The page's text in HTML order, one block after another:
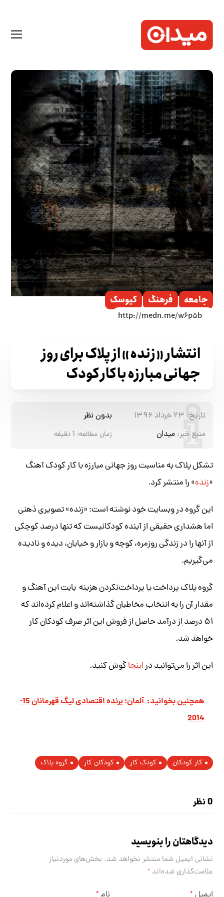
جامعه فرهنگ کیوسک
انتشار «زنده» از پلاک برای روز
جهانی مبارزه با کار کودک
تاریخ: ۲۳ خرداد ۱۳۹۶
بدون نظر
منبع خبر: میدان زمان مطالعه: 1دقیقه
تشکل پلاک به مناسبت روز جهانی مبارزه با کار کودک آهنگ
«زنده» را منتشر کرد.
این گروه در وبسایت خود نوشته است: «زنده» تصویری ذهنی
اما هشداری حقیقی از آینده کودکانیست که تنها درصد کوچکی
از آنها را در زندگی روزمره، کوچه و بازار و خیابان، دیده و نادیده
می‌گیریم.
گروه پلاک پرداخت یا پرداخت‌نکردن هزینه بابت این آهنگ و
مقدار آن را به انتخاب مخاطبان گذاشته‌اند و اعلام کرده‌اند که
۵۱ درصد از درآمد حاصل از فروش این اثر صرف کودکان کار
خواهد شد.
این اثر را می‌توانید دراینجاگوش کنید.
همچنین بخوانید:
آلمان؛ برنده اقتصادی لیگ قهرمانان 15-
2014
کار کودکان کودک کار کودکان کار گروه پلاک
0 نظر
دیدگاهتان را بنویسید
نشانی ایمیل شما منتشر نخواهد شد. بخش‌های موردنیاز
علامت‌گذاری شده‌اند*
* *